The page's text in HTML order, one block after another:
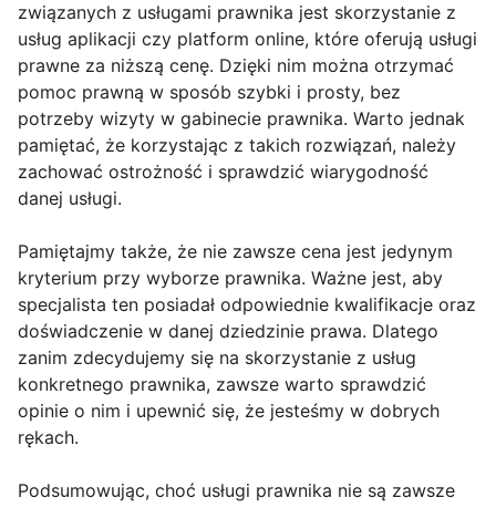
związanych z usługami prawnika jest skorzystanie z
usług aplikacji czy platform online, które oferują usługi
prawne za niższą cenę. Dzięki nim można otrzymać
pomoc prawną w sposób szybki i prosty, bez
potrzeby wizyty w gabinecie prawnika. Warto jednak
pamiętać, że korzystając z takich rozwiązań, należy
zachować ostrożność i sprawdzić wiarygodność
danej usługi.
Pamiętajmy także, że nie zawsze cena jest jedynym
kryterium przy wyborze prawnika. Ważne jest, aby
specjalista ten posiadał odpowiednie kwalifikacje oraz
doświadczenie w danej dziedzinie prawa. Dlatego
zanim zdecydujemy się na skorzystanie z usług
konkretnego prawnika, zawsze warto sprawdzić
opinie o nim i upewnić się, że jesteśmy w dobrych
rękach.
Podsumowując, choć usługi prawnika nie są zawsze